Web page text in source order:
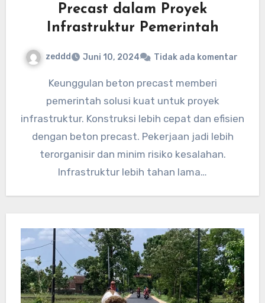
Precast dalam Proyek
Infrastruktur Pemerintah
zeddd Juni 10, 2024 Tidak ada komentar
Keunggulan beton precast memberi
pemerintah solusi kuat untuk proyek
infrastruktur. Konstruksi lebih cepat dan efisien
dengan beton precast. Pekerjaan jadi lebih
terorganisir dan minim risiko kesalahan.
Infrastruktur lebih tahan lama…